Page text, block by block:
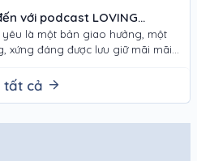
với podcast LOVING
TẠO HÀNH TRÌNH TÌNH YÊU
là một bản giao hưởng, một
xứng đáng được lưu giữ mãi mãi?
tất cả